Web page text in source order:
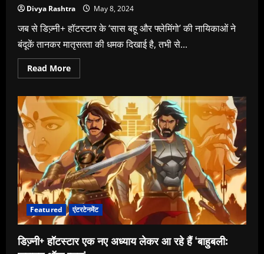
Divya Rashtra May 8, 2024
जब से डिज्‍़नी+ हॉटस्‍टार के ‘सास बहू और फ्लेमिंगो’ की नायिकाओं ने
बंदूकें तानकर मातृसत्‍ता की धमक दिखाई है, तभी से...
Read MoreRead
more
हॉटस्‍टार
‘सास
बहू
फ्लेमिंगो’
की
नायिकाओं
ने
बंदूकें
तानकर
मातृसत्‍ता
की
धमक
दिखाई
Featured एंटरटेनमेंट
डिज्‍़नी+ हॉटस्‍टार एक नए अध्‍याय लेकर आ रहे हैं ‘बाहुबली: